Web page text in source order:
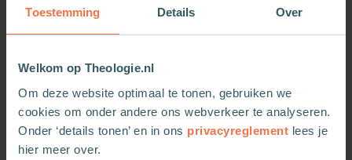
Toestemming Details Over
Welkom op Theologie.nl
Om deze website optimaal te tonen, gebruiken we
cookies om onder andere ons webverkeer te analyseren.
Onder ‘details tonen’ en in ons privacyreglement lees je
hier meer over.
vinden.
Dr. Neil Anderson laat vanuit de Bijbel en de
en dat de leugen vlucht voor de waarheid.
Geestelijke krachtpatserij maakt geen indruk op
de vorst der duisternis. Het gaat eerst en vooral
om ons denken. Als het licht van Jezus? evangelie
in onze gedachten schijnt, zal de duisternis er niet
kunnen blijven. Zelfs de vreselijke schaduwen van